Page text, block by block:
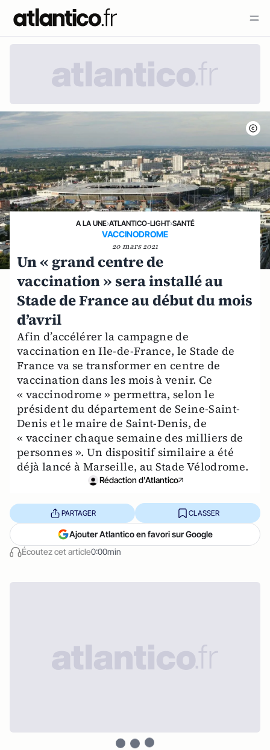
A LA UNE›ATLANTICO-LIGHT›SANTÉ
VACCINODROME
20 mars 2021
Un « grand centre de
vaccination » sera installé au
Stade de France au début du mois
d’avril
Afin d’accélérer la campagne de
vaccination en Ile-de-France, le Stade de
France va se transformer en centre de
vaccination dans les mois à venir. Ce
« vaccinodrome » permettra, selon le
président du département de Seine-Saint-
Denis et le maire de Saint-Denis, de
« vacciner chaque semaine des milliers de
personnes ». Un dispositif similaire a été
déjà lancé à Marseille, au Stade Vélodrome.
Rédaction d'Atlantico
Écoutez cet article0:00min
PARTAGER CLASSER
Ajouter Atlantico en favori sur Google